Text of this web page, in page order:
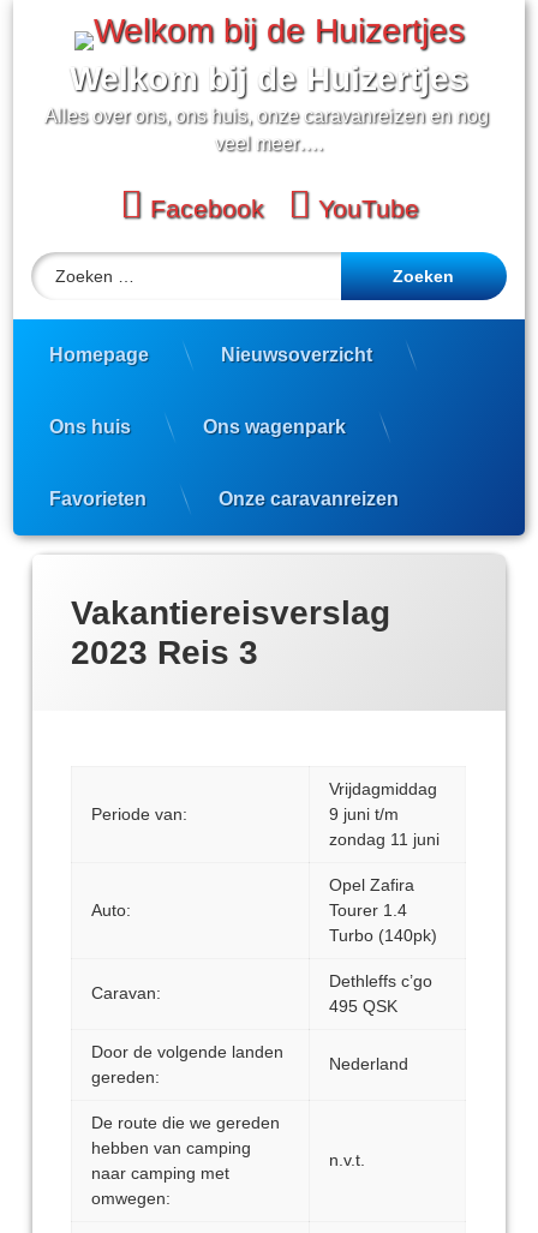
Welkom bij de Huizertjes
Alles over ons, ons huis, onze caravanreizen en nog
veel meer….
Facebook YouTube
Zoeken naar:
Homepage Nieuwsoverzicht
Ons huis Ons wagenpark
Favorieten Onze caravanreizen
Vakantiereisverslag
2023 Reis 3
Periode van:
Vrijdagmiddag
9 juni t/m
zondag 11 juni
Auto:
Opel Zafira
Tourer 1.4
Turbo (140pk)
Caravan:
Dethleffs c’go
495 QSK
Door de volgende landen
gereden:
Nederland
De route die we gereden
hebben van camping
naar camping met
omwegen:
n.v.t.